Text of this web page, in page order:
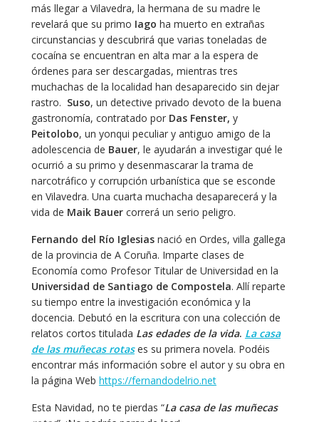
más llegar a Vilavedra, la hermana de su madre le
revelará que su primo Iago ha muerto en extrañas
circunstancias y descubrirá que varias toneladas de
cocaína se encuentran en alta mar a la espera de
órdenes para ser descargadas, mientras tres
muchachas de la localidad han desaparecido sin dejar
rastro. Suso, un detective privado devoto de la buena
gastronomía, contratado por Das Fenster, y
Peitolobo, un yonqui peculiar y antiguo amigo de la
adolescencia de Bauer, le ayudarán a investigar qué le
ocurrió a su primo y desenmascarar la trama de
narcotráfico y corrupción urbanística que se esconde
en Vilavedra. Una cuarta muchacha desaparecerá y la
vida de Maik Bauercorrerá un serio peligro.
Fernando del Río Iglesiasnació en Ordes, villa gallega
de la provincia de A Coruña. Imparte clases de
Economía como Profesor Titular de Universidad en la
Universidad de Santiago de Compostela. Allí reparte
su tiempo entre la investigación económica y la
docencia. Debutó en la escritura con una colección de
relatos cortos titulada Las edades de la vida. La casa
de las muñecas rotases su primera novela. Podéis
encontrar más información sobre el autor y su obra en
la página Web https://fernandodelrio.net
Esta Navidad, no te pierdas “La casa de las muñecas